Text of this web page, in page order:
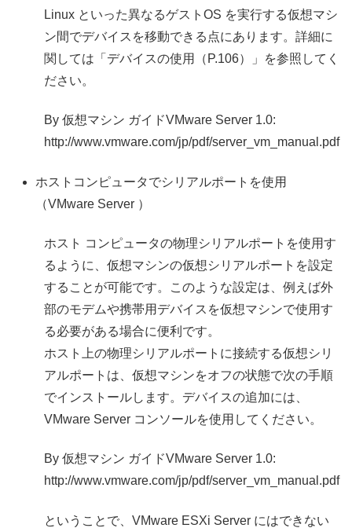
Linux といった異なるゲストOS を実行する仮想マシ
ン間でデバイスを移動できる点にあります。詳細に
関しては「デバイスの使用（P.106）」を参照してく
ださい。
By 仮想マシン ガイドVMware Server 1.0:
http://www.vmware.com/jp/pdf/server_vm_manual.pdf
ホストコンピュータでシリアルポートを使用
（VMware Server ）
ホスト コンピュータの物理シリアルポートを使用す
るように、仮想マシンの仮想シリアルポートを設定
することが可能です。このような設定は、例えば外
部のモデムや携帯用デバイスを仮想マシンで使用す
る必要がある場合に便利です。
ホスト上の物理シリアルポートに接続する仮想シリ
アルポートは、仮想マシンをオフの状態で次の手順
でインストールします。デバイスの追加には、
VMware Server コンソールを使用してください。
By 仮想マシン ガイドVMware Server 1.0:
http://www.vmware.com/jp/pdf/server_vm_manual.pdf
ということで、VMware ESXi Server にはできない